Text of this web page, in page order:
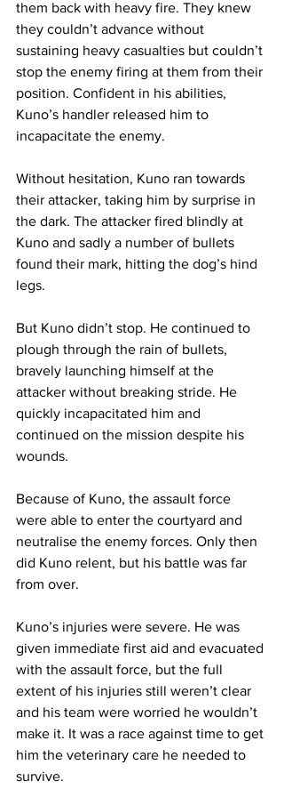
them back with heavy fire. They knew
they couldn’t advance without
sustaining heavy casualties but couldn’t
stop the enemy firing at them from their
position. Confident in his abilities,
Kuno’s handler released him to
incapacitate the enemy.
Without hesitation, Kuno ran towards
their attacker, taking him by surprise in
the dark. The attacker fired blindly at
Kuno and sadly a number of bullets
found their mark, hitting the dog’s hind
legs.
But Kuno didn’t stop. He continued to
plough through the rain of bullets,
bravely launching himself at the
attacker without breaking stride. He
quickly incapacitated him and
continued on the mission despite his
wounds.
Because of Kuno, the assault force
were able to enter the courtyard and
neutralise the enemy forces. Only then
did Kuno relent, but his battle was far
from over.
Kuno’s injuries were severe. He was
given immediate first aid and evacuated
with the assault force, but the full
extent of his injuries still weren’t clear
and his team were worried he wouldn’t
make it. It was a race against time to get
him the veterinary care he needed to
survive.